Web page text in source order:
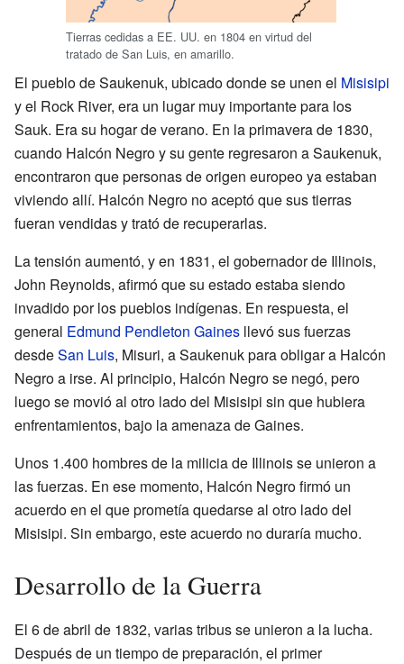
Tierras cedidas a EE. UU. en 1804 en virtud del
tratado de San Luis, en amarillo.
El pueblo de Saukenuk, ubicado donde se unen el Misisipi
y el Rock River, era un lugar muy importante para los
Sauk. Era su hogar de verano. En la primavera de 1830,
cuando Halcón Negro y su gente regresaron a Saukenuk,
encontraron que personas de origen europeo ya estaban
viviendo allí. Halcón Negro no aceptó que sus tierras
fueran vendidas y trató de recuperarlas.
La tensión aumentó, y en 1831, el gobernador de Illinois,
John Reynolds, afirmó que su estado estaba siendo
invadido por los pueblos indígenas. En respuesta, el
general Edmund Pendleton Gaines llevó sus fuerzas
desdeSan Luis, Misuri, a Saukenuk para obligar a Halcón
Negro a irse. Al principio, Halcón Negro se negó, pero
luego se movió al otro lado del Misisipi sin que hubiera
enfrentamientos, bajo la amenaza de Gaines.
Unos 1.400 hombres de la milicia de Illinois se unieron a
las fuerzas. En ese momento, Halcón Negro firmó un
acuerdo en el que prometía quedarse al otro lado del
Misisipi. Sin embargo, este acuerdo no duraría mucho.
Desarrollo de la Guerra
El 6 de abril de 1832, varias tribus se unieron a la lucha.
Después de un tiempo de preparación, el primer